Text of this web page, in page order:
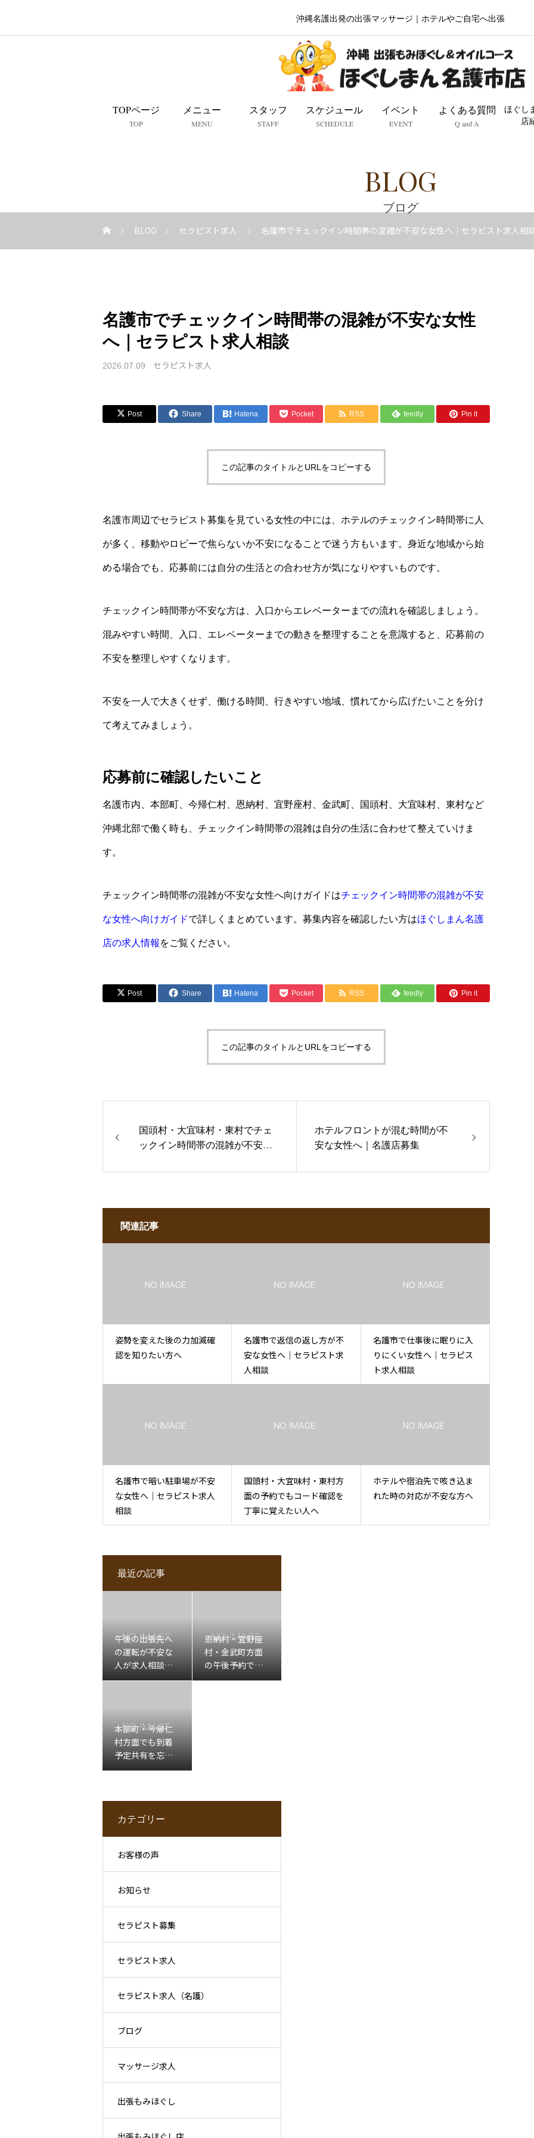
沖縄名護出発の出張マッサージ｜ホテルやご自宅へ出張
TOPページ
TOP
メニュー
MENU
スタッフ
STAFF
スケジュール
SCHEDULE
イベント
EVENT
よくある質問
Q and A
ほぐし
店
BLOG
ブログ
BLOG セラピスト求人 名護市でチェックイン時間帯の混雑が不安な女性へ｜セラピスト求人相
名護市でチェックイン時間帯の混雑が不安な女性
へ｜セラピスト求人相談
2026.07.09 セラピスト求人
Post Share Hatena Pocket RSS feedly Pin it
この記事のタイトルとURLをコピーする
名護市周辺でセラピスト募集を見ている女性の中には、ホテルのチェックイン時間帯に人
が多く、移動やロビーで焦らないか不安になることで迷う方もいます。身近な地域から始
める場合でも、応募前には自分の生活との合わせ方が気になりやすいものです。
チェックイン時間帯が不安な方は、入口からエレベーターまでの流れを確認しましょう。
混みやすい時間、入口、エレベーターまでの動きを整理することを意識すると、応募前の
不安を整理しやすくなります。
不安を一人で大きくせず、働ける時間、行きやすい地域、慣れてから広げたいことを分け
て考えてみましょう。
応募前に確認したいこと
名護市内、本部町、今帰仁村、恩納村、宜野座村、金武町、国頭村、大宜味村、東村など
沖縄北部で働く時も、チェックイン時間帯の混雑は自分の生活に合わせて整えていけま
す。
チェックイン時間帯の混雑が不安な女性へ向けガイドはチェックイン時間帯の混雑が不安
な女性へ向けガイドで詳しくまとめています。募集内容を確認したい方はほぐしまん名護
店の求人情報をご覧ください。
Post Share Hatena Pocket RSS feedly Pin it
この記事のタイトルとURLをコピーする
国頭村・大宜味村・東村でチェ
ックイン時間帯の混雑が不安な
ホテルフロントが混む時間が不
安な女性へ｜名護店募集
関連記事
姿勢を変えた後の力加減確
認を知りたい方へ
名護市で返信の返し方が不
安な女性へ｜セラピスト求
人相談
名護市で仕事後に眠りに入
りにくい女性へ｜セラピス
ト求人相談
名護市で暗い駐車場が不安
な女性へ｜セラピスト求人
相談
国頭村・大宜味村・東村方
面の予約でもコード確認を
丁寧に覚えたい人へ
ホテルや宿泊先で咳き込ま
れた時の対応が不安な方へ
最近の記事
午後の出張先へ
の運転が不安な
人が求人相談前
に整理したいこ
恩納村・宜野座
村・金武町方面
の午後予約で移
動確認が不安な
本部町・今帰仁
村方面でも到着
予定共有を忘れ
たくない人へ
カテゴリー
お客様の声
お知らせ
セラピスト募集
セラピスト求人
セラピスト求人（名護）
ブログ
マッサージ求人
出張もみほぐし